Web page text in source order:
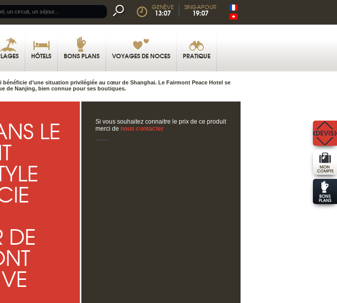
GENÈVE
13:07
SINGAPOUR
19:07
HÔTELS BONS PLANS VOYAGES DE NOCES PRATIQUE
d’une situation privilégiée au cœur de Shanghai. Le Fairmont Peace Hotel se
de Nanjing, bien connue pour ses boutiques.
LE
DE
Si vous souhaitez connaitre le prix de ce produit
merci de nous contacter